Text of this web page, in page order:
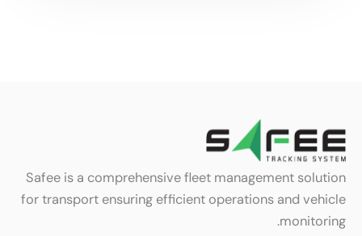
Safee is a comprehensive fleet management solution
for transport ensuring efficient operations and vehicle
monitoring.